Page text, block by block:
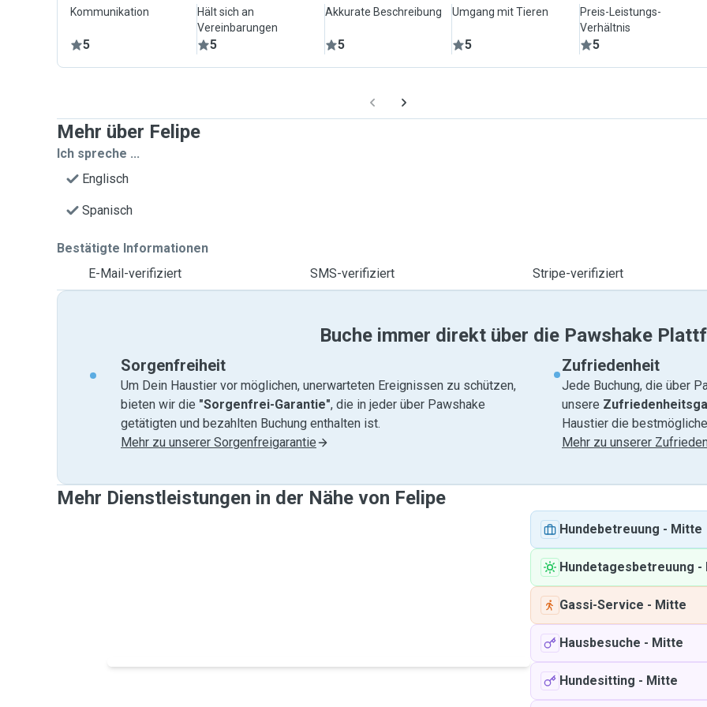
Kommunikation
5
Hält sich an
Vereinbarungen
5
Akkurate Beschreibung
5
Umgang mit Tieren
5
Preis-Leistungs-
Verhältnis
5
Mehr über Felipe
Ich spreche ...
Englisch
Spanisch
Bestätigte Informationen
E-Mail-verifiziert
SMS-verifiziert Stripe-verifiziert
Buche immer direkt über die Pawshake
Sorgenfreiheit
Um Dein Haustier vor möglichen, unerwarteten Ereignissen zu schützen,
bieten wir die "Sorgenfrei-Garantie", die in jeder über Pawshake
getätigten und bezahlten Buchung enthalten ist.
Mehr zu unserer Sorgenfreigarantie
Zufriedenheit
Jede Buchung, die über
unsere
Haustier die
Mehr zu unserer
Mehr Dienstleistungen in der Nähe von Felipe
Hundebetreuung - Mitte
Hundetagesbetreuung -
Gassi-Service - Mitte
Hausbesuche - Mitte
Hundesitting - Mitte